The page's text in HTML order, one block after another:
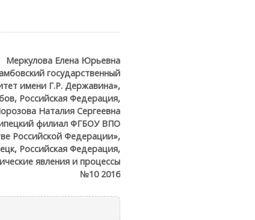
Меркулова Елена Юрьевна
государственный
имени Г.Р. Державина»,
Российская Федерация,
Наталия Сергеевна
филиал ФГБОУ ВПО
Российской Федерации»,
Российская Федерация,
явления и процессы
№10 2016